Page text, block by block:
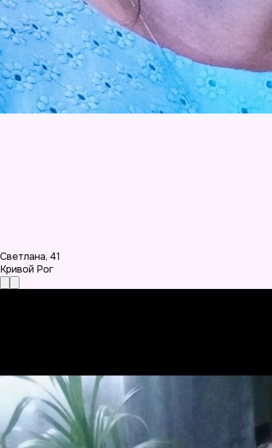
Светлана, 41
Кривой Рог